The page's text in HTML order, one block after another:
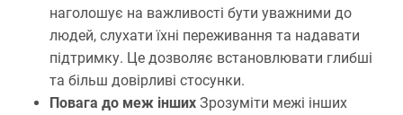
наголошує на важливості бути уважними до
людей, слухати їхні переживання та надавати
підтримку. Це дозволяє встановлювати глибші
та більш довірливі стосунки.
Повага до меж інших Зрозуміти межі інших